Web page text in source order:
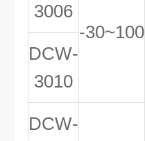
3006
-30~100
DCW-
3010
DCW-